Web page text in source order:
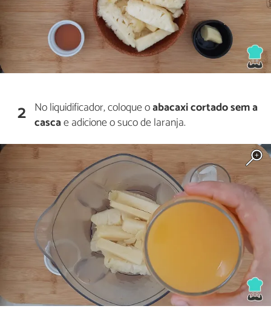
2 No liquidificador, coloque oabacaxi cortado sem a
cascae adicione o suco de laranja.